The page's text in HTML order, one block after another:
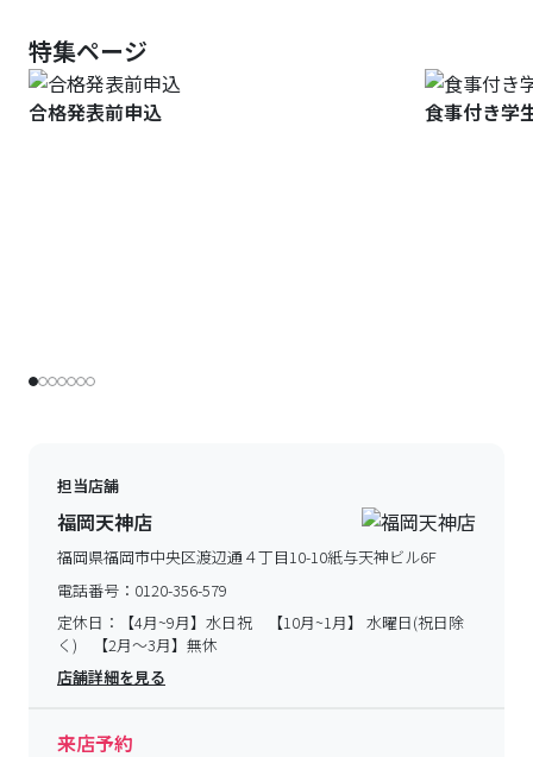
特集ページ
合格発表前申込 食事付き学
担当店舗
福岡天神店
福岡県福岡市中央区渡辺通４丁目10-10紙与天神ビル6F
電話番号： 0120-356-579
定休日：
【4月~9月】水日祝 【10月~1月】 水曜日(祝日除
く) 【2月～3月】無休
店舗詳細を見る
来店予約